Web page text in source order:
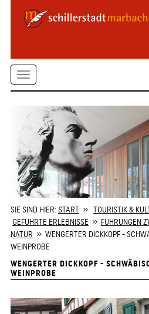
Seitenbereiche
springen
Zum
Inhalt
springen
Kontaktformular
Startseite
Toggle
SIE SIND HIER: START» TOURISTIK &
GEFÜHRTE ERLEBNISSE » FÜHRUNGEN
NATUR » WENGERTER DICKKOPF -
WEINPROBE
WENGERTER DICKKOPF -
WEINPROBE